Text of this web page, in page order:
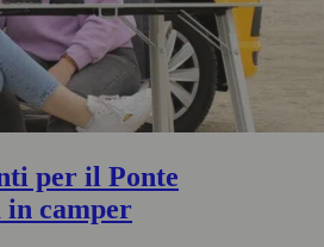
per il Ponte
in camper